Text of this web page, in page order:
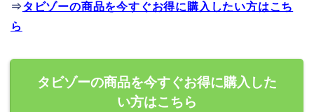
⇒タビゾーの商品を今すぐお得に購入したい方はこち
ら
タビゾーの商品を今すぐお得に購入した
い方はこちら